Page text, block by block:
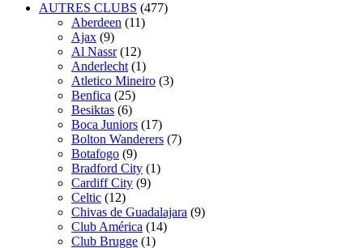
AUTRES CLUBS (477)
Aberdeen (11)
Ajax (9)
Al Nassr (12)
Anderlecht (1)
Atletico Mineiro (3)
Benfica (25)
Besiktas (6)
Boca Juniors (17)
Bolton Wanderers (7)
Botafogo (9)
Bradford City (1)
Cardiff City (9)
Celtic (12)
Chivas de Guadalajara (9)
Club América (14)
Club Brugge (1)